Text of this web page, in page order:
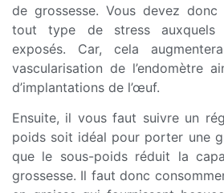
de grossesse. Vous devez
tout type de stress auxquels
exposés. Car, cela
vascularisation de l’endomètre
d’implantations de l’œuf.
Ensuite, il vous faut suivre un
poids soit idéal pour porter une
que le sous-poids réduit la
grossesse. Il faut donc